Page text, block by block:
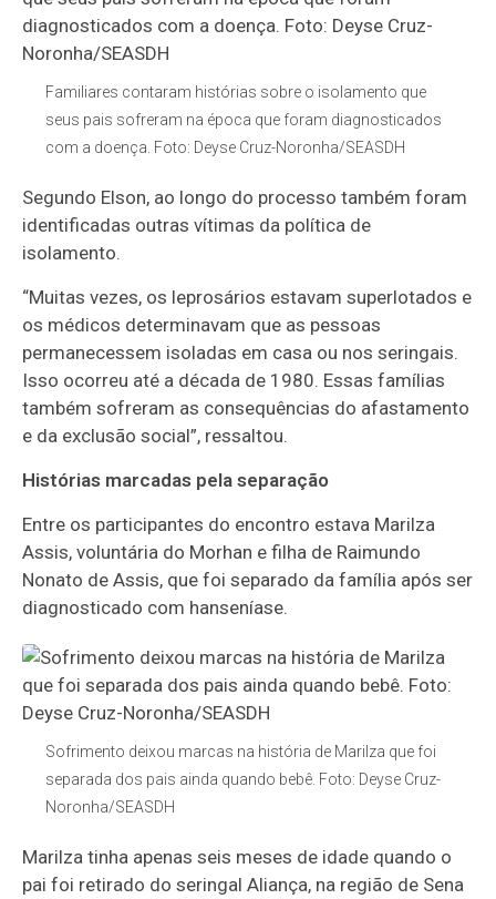
Familiares contaram histórias sobre o isolamento que
seus pais sofreram na época que foram diagnosticados
com a doença. Foto: Deyse Cruz-Noronha/SEASDH
Segundo Elson, ao longo do processo também foram
identificadas outras vítimas da política de
isolamento.
“Muitas vezes, os leprosários estavam superlotados e
os médicos determinavam que as pessoas
permanecessem isoladas em casa ou nos seringais.
Isso ocorreu até a década de 1980. Essas famílias
também sofreram as consequências do afastamento
e da exclusão social”, ressaltou.
Histórias marcadas pela separação
Entre os participantes do encontro estava Marilza
Assis, voluntária do Morhan e filha de Raimundo
Nonato de Assis, que foi separado da família após ser
diagnosticado com hanseníase.
Sofrimento deixou marcas na história de Marilza que foi
separada dos pais ainda quando bebê. Foto: Deyse Cruz-
Noronha/SEASDH
Marilza tinha apenas seis meses de idade quando o
pai foi retirado do seringal Aliança, na região de Sena